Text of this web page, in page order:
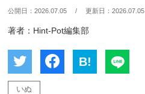
公開日：2026.07.05 / 更新日：2026.07.05
著者：Hint-Pot編集部
B!
いぬ